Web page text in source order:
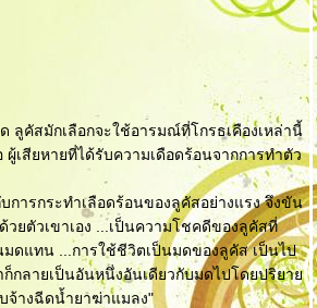
ลูคัสมักเลือกจะใช้อารมณ์ที่โกรธเคืองเหล่านี้
เสียหายที่ได้รับความเดือดร้อนจากการทำตัว
การกระทำเลือดร้อนของลูคัสอย่างแรง จึงขัน
ยตัวเขาเอง ...เป็นความโชคดีของลูคัสที่
มดแทน ...การใช้ชีวิตเป็นมดของลูคัส เป็นไป
ก็กลายเป็นอันหนึ่งอันเดียวกับมดไปโดยปริยา
จ้างฉีดน้ำยาฆ่าแมลง"